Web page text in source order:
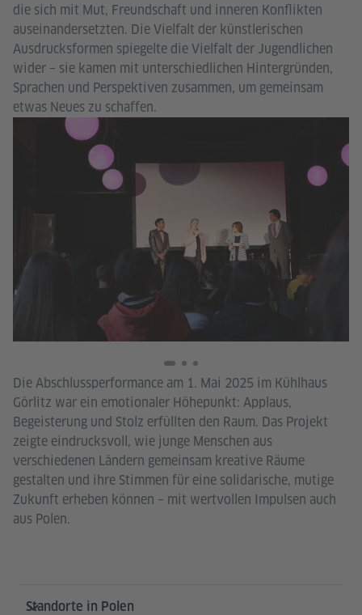
die sich mit Mut, Freundschaft und inneren Konflikten
auseinandersetzten. Die Vielfalt der künstlerischen
Ausdrucksformen spiegelte die Vielfalt der Jugendlichen
wider – sie kamen mit unterschiedlichen Hintergründen,
Sprachen und Perspektiven zusammen, um gemeinsam
etwas Neues zu schaffen.
Die Abschlussperformance am 1. Mai 2025 im Kühlhaus
Görlitz war ein emotionaler Höhepunkt: Applaus,
Begeisterung und Stolz erfüllten den Raum. Das Projekt
zeigte eindrucksvoll, wie junge Menschen aus
verschiedenen Ländern gemeinsam kreative Räume
gestalten und ihre Stimmen für eine solidarische, mutige
Zukunft erheben können – mit wertvollen Impulsen auch
aus Polen.
Service- und Informationsbereich
Standorte in Polen